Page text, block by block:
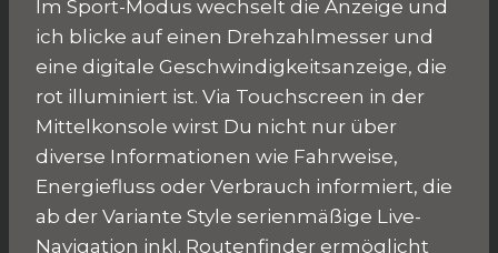
Im Sport-Modus wechselt die Anzeige und
ich blicke auf einen Drehzahlmesser und
eine digitale Geschwindigkeitsanzeige, die
rot illuminiert ist. Via Touchscreen in der
Mittelkonsole wirst Du nicht nur über
diverse Informationen wie Fahrweise,
Energiefluss oder Verbrauch informiert, die
ab der Variante Style serienmäßige Live-
Navigation inkl. Routenfinder ermöglicht